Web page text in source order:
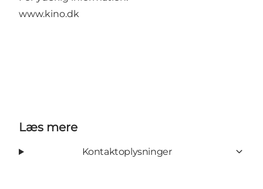
www.kino.dk
Læs mere
Kontaktoplysninger